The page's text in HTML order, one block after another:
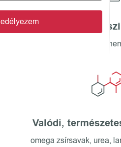
nem trend,
Valódi,
omega zsírsavak, urea,